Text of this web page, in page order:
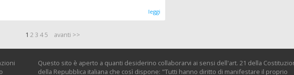
leggi
1 23 45 avanti >>
Questo sito è aperto a quanti desiderino collaborarvi ai sensi dell'art. 21 della
della Repubblica italiana che così dispone: "Tutti hanno diritto di manifestare il proprio